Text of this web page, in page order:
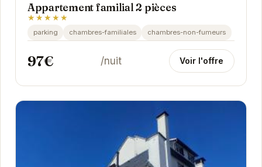
Appartement familial 2 pièces
★★★★★
parking chambres-familiales chambres-non-fumeurs
97€ /nuit Voir l'offre